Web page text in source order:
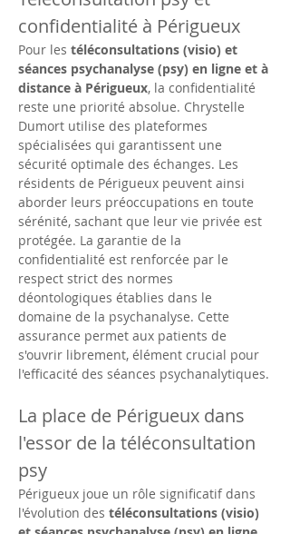
confidentialité à Périgueux
Pour les téléconsultations (visio) et
séances psychanalyse (psy) en ligne et à
distance à Périgueux, la confidentialité
reste une priorité absolue. Chrystelle
Dumort utilise des plateformes
spécialisées qui garantissent une
sécurité optimale des échanges. Les
résidents de Périgueux peuvent ainsi
aborder leurs préoccupations en toute
sérénité, sachant que leur vie privée est
protégée. La garantie de la
confidentialité est renforcée par le
respect strict des normes
déontologiques établies dans le
domaine de la psychanalyse. Cette
assurance permet aux patients de
s'ouvrir librement, élément crucial pour
l'efficacité des séances psychanalytiques.
La place de Périgueux dans
l'essor de la téléconsultation
psy
Périgueux joue un rôle significatif dans
l'évolution des téléconsultations (visio)